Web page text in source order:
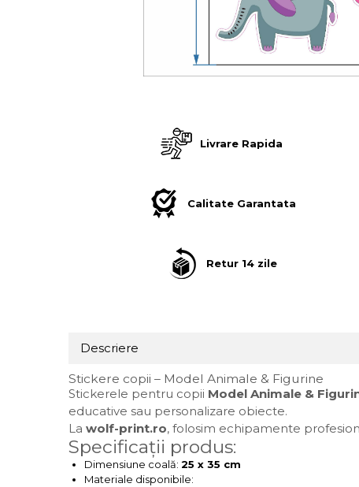
Indicatoare de Obligativitate
Livrare Rapida
Calitate Garantata
Retur 14 zile
Descriere
Stickere copii – Model Animale & Figurine
Stickerele pentru copii Model Animale &
educative sau personalizare obiecte.
La wolf-print.ro, folosim echipamente
Specificații produs:
Dimensiune coală: 25 x 35 cm
Materiale disponibile: